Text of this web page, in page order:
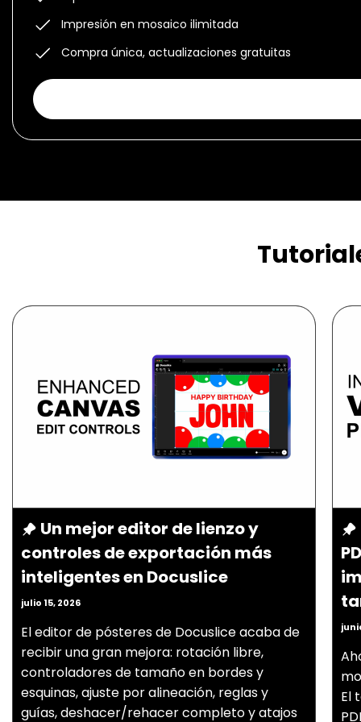
Impresión en mosaico ilimitada
Compra única, actualizaciones gratuitas
Un mejor editor de lienzo y
controles de exportación más
inteligentes en Docuslice
julio 15, 2026
El editor de pósteres de Docuslice acaba de
recibir una gran mejora: rotación libre,
controladores de tamaño en bordes y
esquinas, ajuste por alineación, reglas y
guías, deshacer/rehacer completo y atajos
El